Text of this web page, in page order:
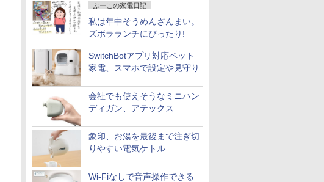
ぷーこの家電日記
私は年中そうめんざんまい。
ズボラランチにぴったり!
SwitchBotアプリ対応ペット
家電、スマホで設定や見守り
会社でも使えそうなミニハン
ディガン、アテックス
象印、お湯を最後まで注ぎ切
りやすい電気ケトル
Wi-Fiなしで音声操作できる